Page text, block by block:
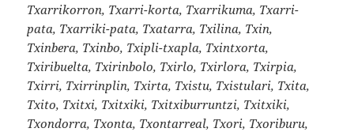
Txarrikorron, Txarri-korta, Txarrikuma, Txarri-
pata, Txarriki-pata, Txatarra, Txilina, Txin,
Txinbera, Txinbo, Txipli-txapla, Txintxorta,
Txiribuelta, Txirinbolo, Txirlo, Txirlora, Txirpia,
Txirri, Txirrinplin, Txirta, Txistu, Txistulari, Txita,
Txito, Txitxi, Txitxiki, Txitxiburruntzi, Txitxiki,
Txondorra, Txonta, Txontarreal, Txori, Txoriburu,